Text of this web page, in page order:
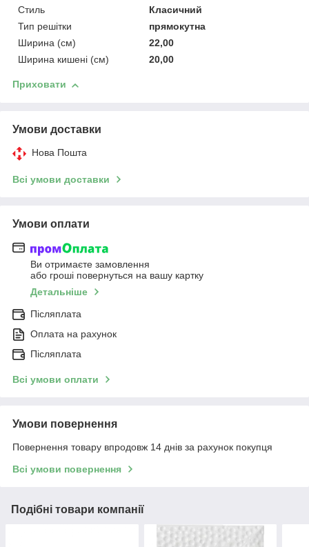
Стиль
Класичний
Тип решітки
прямокутна
Ширина (см)
22,00
Ширина кишені (см)
20,00
Приховати
Умови доставки
Нова Пошта
Всі умови доставки
Умови оплати
Ви отримаєте замовлення
або гроші повернуться на вашу картку
Детальніше
Післяплата
Оплата на рахунок
Післяплата
Всі умови оплати
Умови повернення
Повернення товару впродовж 14 днів за рахунок покупця
Всі умови повернення
Подібні товари компанії